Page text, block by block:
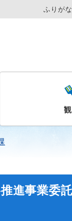
ふりが
進事業委